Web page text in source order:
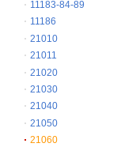
11183-84-89
11186
21010
21011
21020
21030
21040
21050
21060